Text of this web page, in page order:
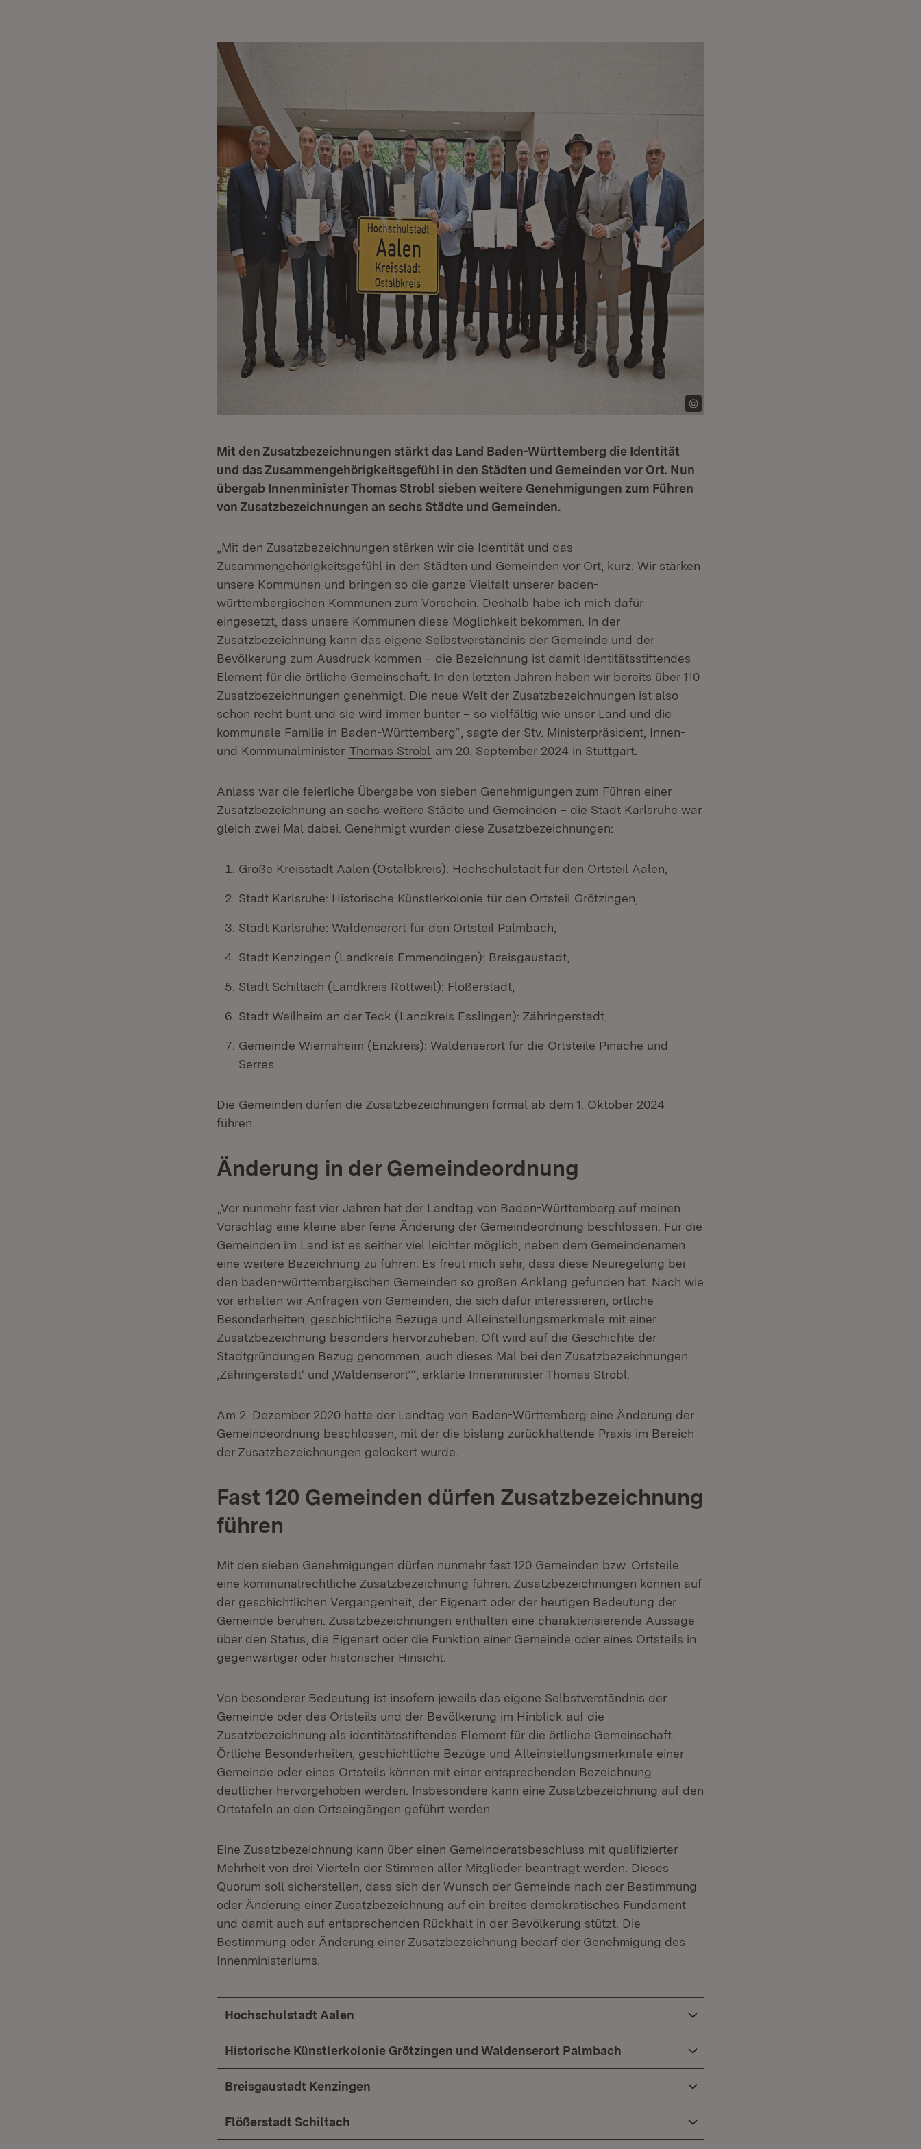
Mit den Zusatzbezeichnungen stärkt das Land Baden-Württemberg die Identität
und das Zusammengehörigkeitsgefühl in den Städten und Gemeinden vor Ort. Nun
übergab Innenminister Thomas Strobl sieben weitere Genehmigungen zum Führen
von Zusatzbezeichnungen an sechs Städte und Gemeinden.
„Mit den Zusatzbezeichnungen stärken wir die Identität und das
Zusammengehörigkeitsgefühl in den Städten und Gemeinden vor Ort, kurz: Wir stärken
unsere Kommunen und bringen so die ganze Vielfalt unserer baden-
württembergischen Kommunen zum Vorschein. Deshalb habe ich mich dafür
eingesetzt, dass unsere Kommunen diese Möglichkeit bekommen. In der
Zusatzbezeichnung kann das eigene Selbstverständnis der Gemeinde und der
Bevölkerung zum Ausdruck kommen – die Bezeichnung ist damit identitätsstiftendes
Element für die örtliche Gemeinschaft. In den letzten Jahren haben wir bereits über 110
Zusatzbezeichnungen genehmigt. Die neue Welt der Zusatzbezeichnungen ist also
schon recht bunt und sie wird immer bunter – so vielfältig wie unser Land und die
kommunale Familie in Baden-Württemberg“, sagte der Stv. Ministerpräsident, Innen-
und Kommunalminister Thomas Strobl am 20. September 2024 in Stuttgart.
Anlass war die feierliche Übergabe von sieben Genehmigungen zum Führen einer
Zusatzbezeichnung an sechs weitere Städte und Gemeinden – die Stadt Karlsruhe war
gleich zwei Mal dabei. Genehmigt wurden diese Zusatzbezeichnungen:
Große Kreisstadt Aalen (Ostalbkreis): Hochschulstadt für den Ortsteil Aalen,
Stadt Karlsruhe: Historische Künstlerkolonie für den Ortsteil Grötzingen,
Stadt Karlsruhe: Waldenserort für den Ortsteil Palmbach,
Stadt Kenzingen (Landkreis Emmendingen): Breisgaustadt,
Stadt Schiltach (Landkreis Rottweil): Flößerstadt,
Stadt Weilheim an der Teck (Landkreis Esslingen): Zähringerstadt,
Gemeinde Wiernsheim (Enzkreis): Waldenserort für die Ortsteile Pinache und
Serres.
Die Gemeinden dürfen die Zusatzbezeichnungen formal ab dem 1. Oktober 2024
führen.
Änderung in der Gemeindeordnung
„Vor nunmehr fast vier Jahren hat der Landtag von Baden-Württemberg auf meinen
Vorschlag eine kleine aber feine Änderung der Gemeindeordnung beschlossen. Für die
Gemeinden im Land ist es seither viel leichter möglich, neben dem Gemeindenamen
eine weitere Bezeichnung zu führen. Es freut mich sehr, dass diese Neuregelung bei
den baden-württembergischen Gemeinden so großen Anklang gefunden hat. Nach wie
vor erhalten wir Anfragen von Gemeinden, die sich dafür interessieren, örtliche
Besonderheiten, geschichtliche Bezüge und Alleinstellungsmerkmale mit einer
Zusatzbezeichnung besonders hervorzuheben. Oft wird auf die Geschichte der
Stadtgründungen Bezug genommen, auch dieses Mal bei den Zusatzbezeichnungen
‚Zähringerstadt‘ und ‚Waldenserort‘“, erklärte Innenminister Thomas Strobl.
Am 2. Dezember 2020 hatte der Landtag von Baden-Württemberg eine Änderung der
Gemeindeordnung beschlossen, mit der die bislang zurückhaltende Praxis im Bereich
der Zusatzbezeichnungen gelockert wurde.
Fast 120 Gemeinden dürfen Zusatzbezeichnung
führen
Mit den sieben Genehmigungen dürfen nunmehr fast 120 Gemeinden bzw. Ortsteile
eine kommunalrechtliche Zusatzbezeichnung führen. Zusatzbezeichnungen können auf
der geschichtlichen Vergangenheit, der Eigenart oder der heutigen Bedeutung der
Gemeinde beruhen. Zusatzbezeichnungen enthalten eine charakterisierende Aussage
über den Status, die Eigenart oder die Funktion einer Gemeinde oder eines Ortsteils in
gegenwärtiger oder historischer Hinsicht.
Von besonderer Bedeutung ist insofern jeweils das eigene Selbstverständnis der
Gemeinde oder des Ortsteils und der Bevölkerung im Hinblick auf die
Zusatzbezeichnung als identitätsstiftendes Element für die örtliche Gemeinschaft.
Örtliche Besonderheiten, geschichtliche Bezüge und Alleinstellungsmerkmale einer
Gemeinde oder eines Ortsteils können mit einer entsprechenden Bezeichnung
deutlicher hervorgehoben werden. Insbesondere kann eine Zusatzbezeichnung auf den
Ortstafeln an den Ortseingängen geführt werden.
Eine Zusatzbezeichnung kann über einen Gemeinderatsbeschluss mit qualifizierter
Mehrheit von drei Vierteln der Stimmen aller Mitglieder beantragt werden. Dieses
Quorum soll sicherstellen, dass sich der Wunsch der Gemeinde nach der Bestimmung
oder Änderung einer Zusatzbezeichnung auf ein breites demokratisches Fundament
und damit auch auf entsprechenden Rückhalt in der Bevölkerung stützt. Die
Bestimmung oder Änderung einer Zusatzbezeichnung bedarf der Genehmigung des
Innenministeriums.
Hochschulstadt Aalen
Historische Künstlerkolonie Grötzingen und Waldenserort Palmbach
Breisgaustadt Kenzingen
Flößerstadt Schiltach